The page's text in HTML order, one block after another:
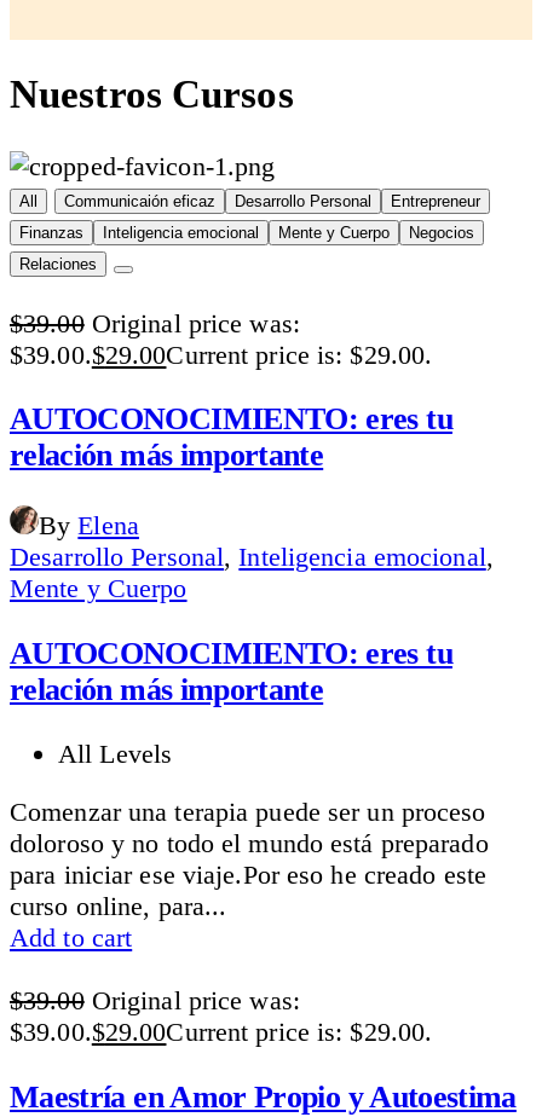
Nuestros Cursos
All Communicaión eficaz Desarrollo Personal
Entrepreneur
Finanzas
Inteligencia emocional Mente y Cuerpo
Negocios
Relaciones
$39.00 Original price was:
$39.00.$29.00Current price is: $29.00.
AUTOCONOCIMIENTO: eres tu
relación más importante
By Elena
Desarrollo Personal,Inteligencia emocional,
Mente y Cuerpo
AUTOCONOCIMIENTO: eres tu
relación más importante
All Levels
Comenzar una terapia puede ser un proceso
doloroso y no todo el mundo está preparado
para iniciar ese viaje.Por eso he creado este
curso online, para...
Add to cart
$39.00 Original price was:
$39.00.$29.00Current price is: $29.00.
Maestría en Amor Propio y Autoestima